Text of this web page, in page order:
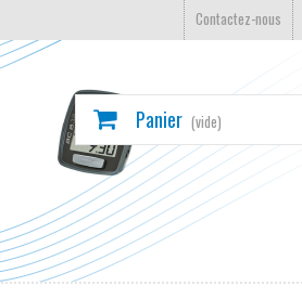
Contactez-nous
Panier (vide)